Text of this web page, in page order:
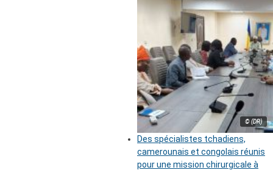
© (DR)
Des spécialistes tchadiens,
camerounais et congolais réunis
pour une mission chirurgicale à